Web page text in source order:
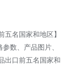
五名国家和地区】
数、产品图片、
出口前五名国家和